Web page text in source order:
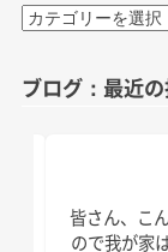
カ
テ
リ
ブログ：最近
皆さん、こ
ので我が家